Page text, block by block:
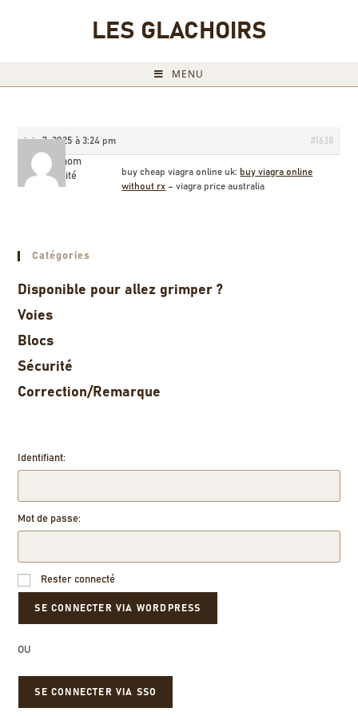
LES GLACHOIRS
MENU
juin 7, 2025 à 3:24 pm #1638
Briannom
Invité
buy cheap viagra online uk: buy viagra online
without rx – viagra price australia
Catégories
Disponible pour allez grimper ?
Voies
Blocs
Sécurité
Correction/Remarque
Identifiant:
Mot de passe:
Rester connecté
OU
SE CONNECTER VIA SSO